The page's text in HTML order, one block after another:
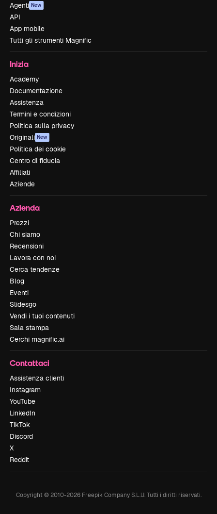
Agenti New
API
App mobile
Tutti gli strumenti Magnific
Inizia
Academy
Documentazione
Assistenza
Termini e condizioni
Politica sulla privacy
Originali New
Politica dei cookie
Centro di fiducia
Affiliati
Aziende
Azienda
Prezzi
Chi siamo
Recensioni
Lavora con noi
Cerca tendenze
Blog
Eventi
Slidesgo
Vendi i tuoi contenuti
Sala stampa
Cerchi magnific.ai
Contattaci
Assistenza clienti
Instagram
YouTube
LinkedIn
TikTok
Discord
X
Reddit
Copyright © 2010-2026Freepik Company S.L.U. Tutti i diritti riservati.